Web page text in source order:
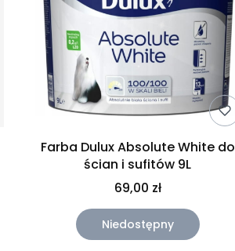
Farba Dulux Absolute White do
ścian i sufitów 9L
69,00 zł
Niedostępny